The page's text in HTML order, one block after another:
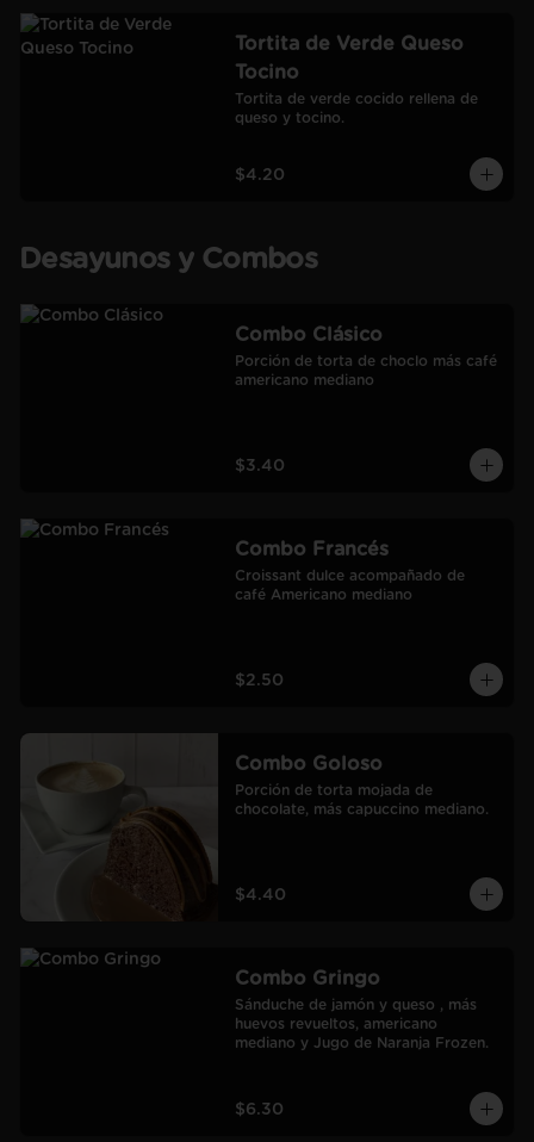
Tortita de Verde Queso
Tocino
Tortita de verde cocido rellena de
queso y tocino.
$4.20
Desayunos y Combos
Combo Clásico
Porción de torta de choclo más café
americano mediano
$3.40
Combo Francés
Croissant dulce acompañado de
café Americano mediano
$2.50
Combo Goloso
Porción de torta mojada de
chocolate, más capuccino mediano.
$4.40
Combo Gringo
Sánduche de jamón y queso , más
huevos revueltos, americano
mediano y Jugo de Naranja Frozen.
$6.30